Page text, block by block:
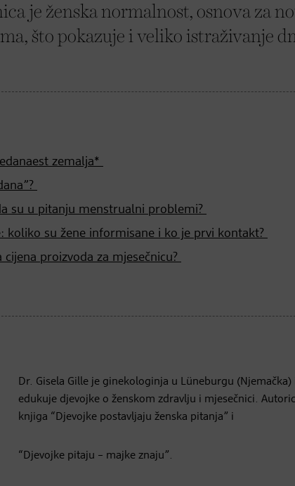
je ženska normalnost, osnova za
što pokazuje i veliko istraživanje
zemalja*
su u pitanju menstrualni problemi?
koliko su žene informisane i ko je prvi kontakt?
proizvoda za mjesečnicu?
Dr. Gisela Gille je ginekologinja u Lüneburgu (Njemačka)
edukuje djevojke o ženskom zdravlju i mjesečnici.
knjiga “Djevojke postavljaju ženska pitanja” i
“Djevojke pitaju – majke znaju”.